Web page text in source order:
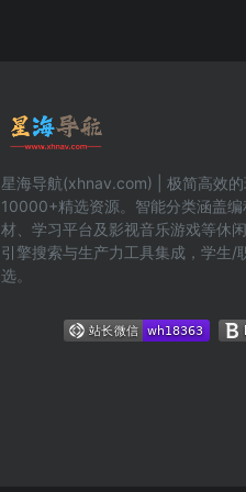
星海导航(xhnav.com) | 极简高效
10000+精选资源。智能分类涵盖
材、学习平台及影视音乐游戏等休
引擎搜索与生产力工具集成，学生/
选。